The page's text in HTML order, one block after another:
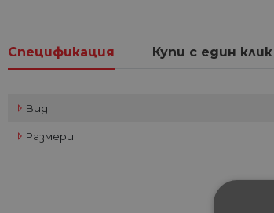
Спецификация Купи с един клик
Вид
Размери